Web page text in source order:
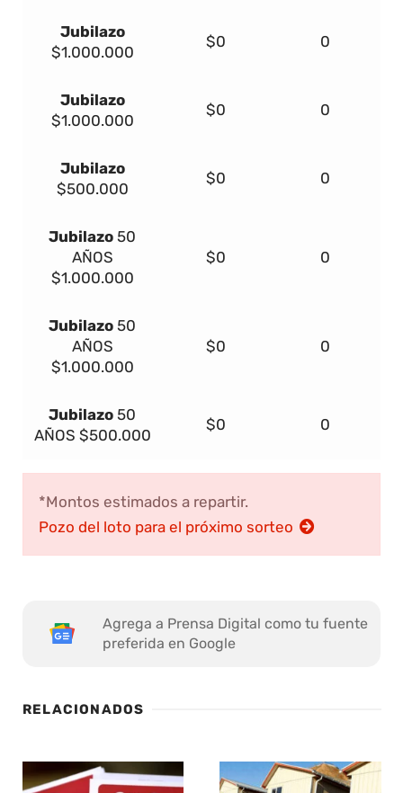
Jubilazo
$1.000.000
$0 0
Jubilazo
$1.000.000
$0 0
Jubilazo
$500.000
$0 0
Jubilazo 50
AÑOS
$1.000.000
$0 0
Jubilazo 50
AÑOS
$1.000.000
$0 0
Jubilazo 50
AÑOS $500.000
$0 0
*Montos estimados a repartir.
Pozo del loto para el próximo sorteo
Agrega a Prensa Digital como tu fuente
preferida en Google
RELACIONADOS